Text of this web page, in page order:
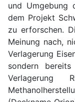
und Umgebung
dem Projekt
zu erforschen.
Meinung nach,
Verlagerung
sondern
Verlagerung